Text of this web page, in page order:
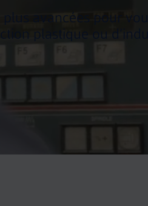
avancées pour
plastique ou